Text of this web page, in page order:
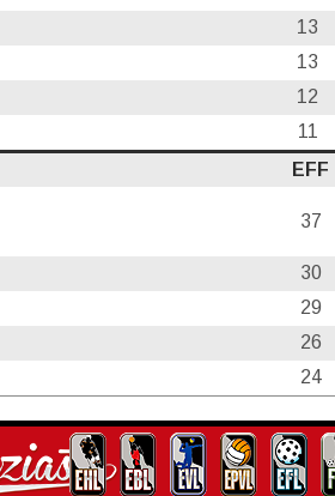
13
13
12
11
EFF
37
30
29
26
24